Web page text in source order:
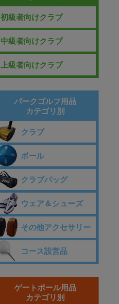
初級者向けクラブ
中級者向けクラブ
上級者向けクラブ
パークゴルフ用品
カテゴリ別
クラブ
ボール
クラブバッグ
ウェア＆シューズ
その他アクセサリー
コース設営品
ゲートボール用品
カテゴリ別